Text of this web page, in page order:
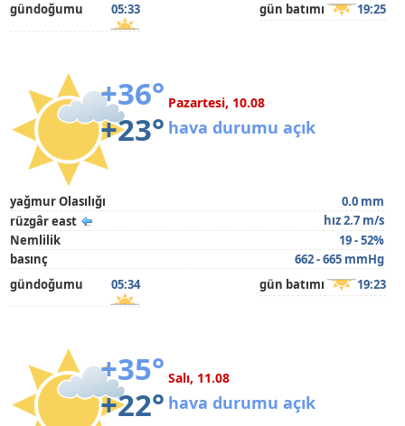
gündoğumu
05:33 gün batımı 19:25
+36°
+23°
Pazartesi, 10.08
hava durumu açık
yağmur Olasılığı
0.0 mm
rüzgâr east
hız 2.7 m/s
Nemlilik
19 - 52%
basınç
662 - 665 mmHg
gündoğumu
05:34 gün batımı 19:23
+35°
+22°
Salı, 11.08
hava durumu açık